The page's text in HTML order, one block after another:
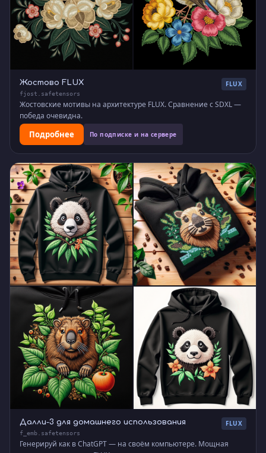
Жостово FLUX
fjost.safetensors
FLUX
Жостовские мотивы на архитектуре FLUX. Сравнение с SDXL —
победа очевидна.
Подробнее По подписке и на сервере
Далли-3 для домашнего использования
f_emb.safetensors
FLUX
Генерируй как в ChatGPT — на своём компьютере. Мощная